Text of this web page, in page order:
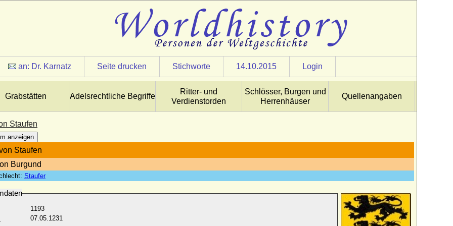
an: Dr. Karnatz Seite drucken Stichworte 14.10.2015 Login
Grabstätten Adelsrechtliche Begriffe
Ritter- und
Verdienstorden
Schlösser, Burgen und
Herrenhäuser
Quellenangaben
Staufen
anzeigen
Staufen
Burgund
Staufer
1193
07.05.1231